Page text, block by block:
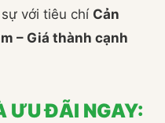
sự với tiêu chí Cản
– Giá thành cạnh
ƯU ĐÃI NGAY: